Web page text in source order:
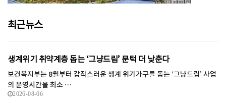
최근뉴스
생계위기 취약계층 돕는 ‘그냥드림’ 문턱 더 낮춘다
보건복지부는 8월부터 갑작스러운 생계 위기가구를 돕는 ‘그냥드림’ 사업
의 운영시간을 최소 …
2026-08-06